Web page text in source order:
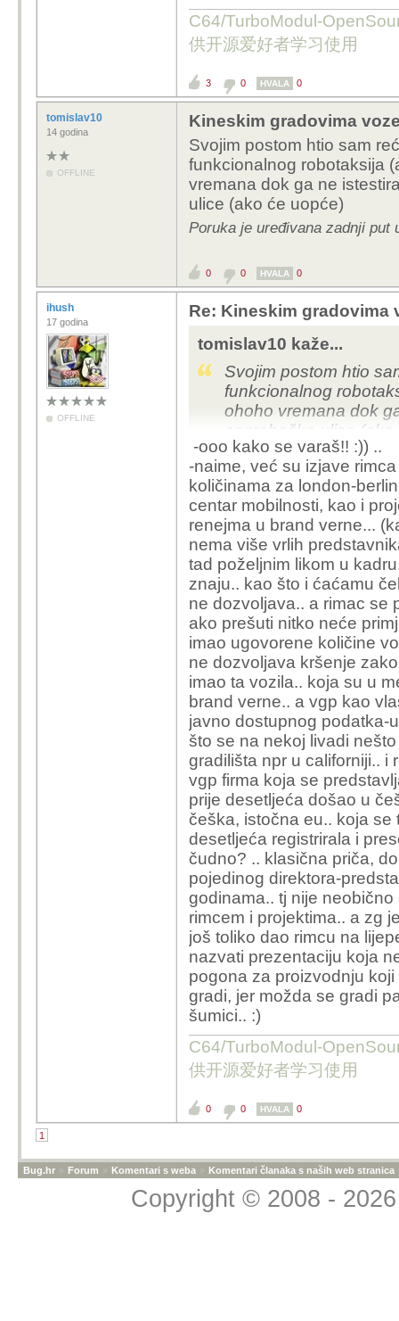
C64/TurboModul-
供开源爱好者学习使用
3 0 HVALA 0
tomislav10
14 godina
OFFLINE
Kineskim gradovima
Svojim postom htio sam
funkcionalnog robotaksija
vremana dok ga ne
ulice (ako će uopće)
Poruka je uređivana zadnji put
0 0 HVALA 0
ihush
17 godina
OFFLINE
Re: Kineskim gradovima
tomislav10 kaže...
Svojim postom htio
funkcionalnog
ohoho vremana dok
zagrebačke ulice
-ooo kako se varaš!! :)) ..
-naime, već su izjave
količinama za london-
centar mobilnosti, kao i
renejma u brand verne...
nema više vrlih
tad poželjnim likom u
znaju.. kao što i ćaćamu
ne dozvoljava.. a rimac se
ako prešuti nitko neće
imao ugovorene količine
ne dozvoljava kršenje
imao ta vozila.. koja su u
brand verne.. a vgp kao
javno dostupnog podatka-
što se na nekoj livadi
gradilišta npr u californiji.. i
vgp firma koja se
prije desetljeća došao u
češka, istočna eu.. koja se
desetljeća registrirala i
čudno? .. klasična priča,
pojedinog direktora-
godinama.. tj nije
rimcem i projektima.. a zg
još toliko dao rimcu na
nazvati prezentaciju koja
pogona za proizvodnju
gradi, jer možda se gradi
šumici.. :)
C64/TurboModul-
供开源爱好者学习使用
0 0 HVALA 0
1
Bug.hr » Forum » Komentari s weba » Komentari članaka s naših web stranica
Copyright © 2008 -